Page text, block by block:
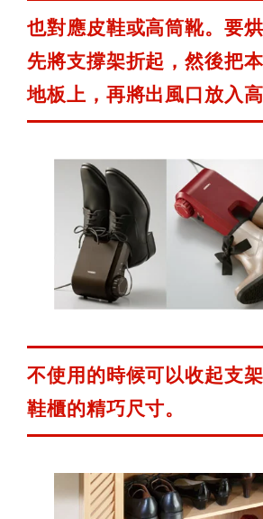
也對應皮鞋或高筒靴。要
先將支撐架折起，然後把
地板上，再將出風口放入高
不使用的時候可以收起支
鞋櫃的精巧尺寸。